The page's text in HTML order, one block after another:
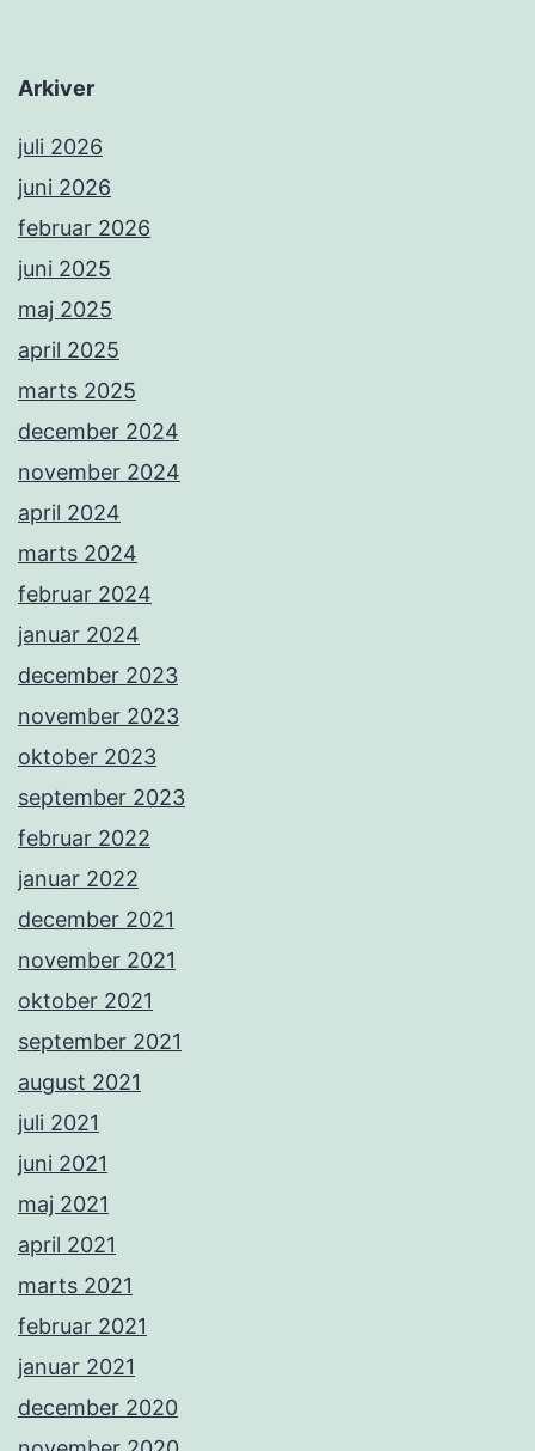
Arkiver
juli 2026
juni 2026
februar 2026
juni 2025
maj 2025
april 2025
marts 2025
december 2024
november 2024
april 2024
marts 2024
februar 2024
januar 2024
december 2023
november 2023
oktober 2023
september 2023
februar 2022
januar 2022
december 2021
november 2021
oktober 2021
september 2021
august 2021
juli 2021
juni 2021
maj 2021
april 2021
marts 2021
februar 2021
januar 2021
december 2020